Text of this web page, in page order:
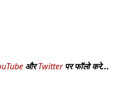
औरTwitterपर फॉलो करे...